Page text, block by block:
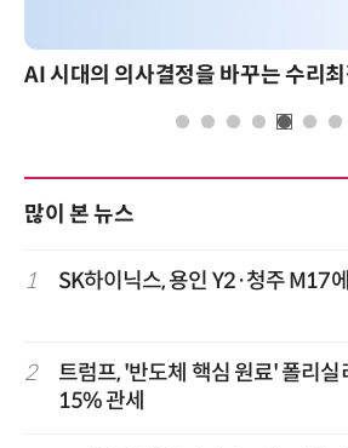
많이 본 뉴스
1 SK하이닉스, 용인 Y2·청주 M17
2
트럼프, '반도체 핵심 원료' 폴리실
15% 관세